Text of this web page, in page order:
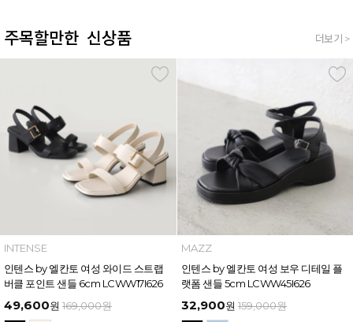
주목할만한 신상품 더보기 >
INTENSE
인텐스 by 엘칸토 여성 와이드 스트랩
버클 포인트 샌들 6cm LCWW17I626
49,600원 169,000원
MAZZ
인텐스 by 엘칸토 여성 보우 디테일 플
랫폼 샌들 5cm LCWW45I626
32,900원 159,000원